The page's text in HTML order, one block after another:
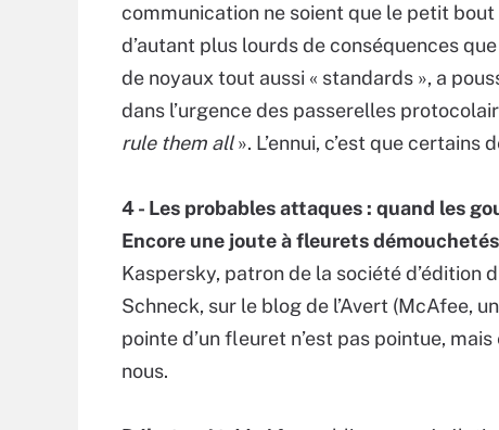
communication ne soient que le petit
d’autant plus lourds de conséquences
de noyaux tout aussi « standards », a
dans l’urgence des passerelles
rule them all». L’ennui, c’est que
4 - Les probables attaques : quand les
Encore une joute à fleurets démouchetés
Kaspersky, patron de la société d’édition
Schneck, sur le blog de l’Avert (McAfee,
pointe d’un fleuret n’est pas pointue,
nous.